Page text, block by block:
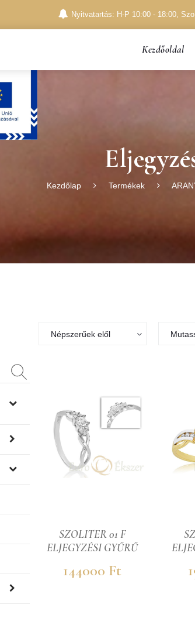
Nyitvatartás: H-P 10:00 - 18:00,
Kezdőoldal
Kezdőlap Termékek
Népszerűek elől
SZOLITER 01 F
ELJEGYZÉSI GYŰRŰ
144000 Ft